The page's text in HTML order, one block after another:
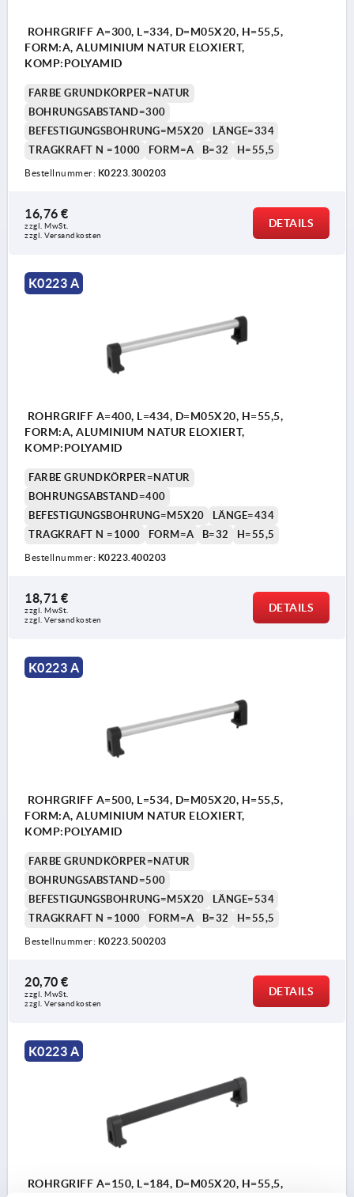
ROHRGRIFF A=300, L=334, D=M05X20, H=55,5,
FORM:A, ALUMINIUM NATUR ELOXIERT,
KOMP:POLYAMID
FARBE GRUNDKÖRPER=NATUR
BOHRUNGSABSTAND=300
BEFESTIGUNGSBOHRUNG=M5X20
LÄNGE=334
TRAGKRAFT N =1000
FORM=A B=32 H=55,5
Bestellnummer: K0223.300203
16,76 €
zzgl. MwSt.
zzgl. Versandkosten
DETAILS
K0223 A
ROHRGRIFF A=400, L=434, D=M05X20, H=55,5,
FORM:A, ALUMINIUM NATUR ELOXIERT,
KOMP:POLYAMID
FARBE GRUNDKÖRPER=NATUR
BOHRUNGSABSTAND=400
BEFESTIGUNGSBOHRUNG=M5X20
LÄNGE=434
TRAGKRAFT N =1000
FORM=A B=32 H=55,5
Bestellnummer: K0223.400203
18,71 €
zzgl. MwSt.
zzgl. Versandkosten
DETAILS
K0223 A
ROHRGRIFF A=500, L=534, D=M05X20, H=55,5,
FORM:A, ALUMINIUM NATUR ELOXIERT,
KOMP:POLYAMID
FARBE GRUNDKÖRPER=NATUR
BOHRUNGSABSTAND=500
BEFESTIGUNGSBOHRUNG=M5X20
LÄNGE=534
TRAGKRAFT N =1000
FORM=A B=32 H=55,5
Bestellnummer: K0223.500203
20,70 €
zzgl. MwSt.
zzgl. Versandkosten
DETAILS
K0223 A
ROHRGRIFF A=150, L=184, D=M05X20, H=55,5,